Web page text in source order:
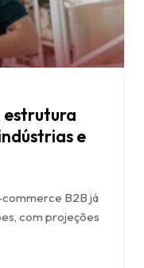
estrutura
e
B2B já
com projeções